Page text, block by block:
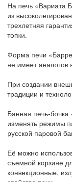
На печь «Вариата
из
трехлетняя
топки.
Форма печи
не имеет аналогов
При создании
традиции и
Банная печь-бочка
изменять режимы
русской паровой
Её можно
съемной корзине
конвекционные,